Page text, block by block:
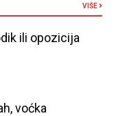
VIŠE
ili opozicija
voćka